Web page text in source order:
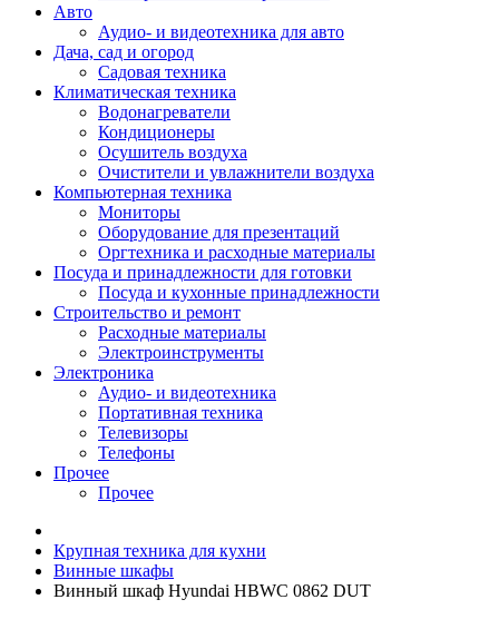
Авто
Аудио- и видеотехника для авто
Дача, сад и огород
Садовая техника
Климатическая техника
Водонагреватели
Кондиционеры
Осушитель воздуха
Очистители и увлажнители воздуха
Компьютерная техника
Мониторы
Оборудование для презентаций
Оргтехника и расходные материалы
Посуда и принадлежности для готовки
Посуда и кухонные принадлежности
Строительство и ремонт
Расходные материалы
Электроинструменты
Электроника
Аудио- и видеотехника
Портативная техника
Телевизоры
Телефоны
Прочее
Прочее
Крупная техника для кухни
Винные шкафы
Винный шкаф Hyundai HBWC 0862 DUT